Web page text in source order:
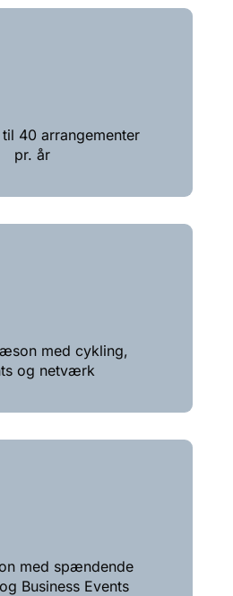
40 arrangementer
pr. år
med cykling,
og netværk
med spændende
Business Events